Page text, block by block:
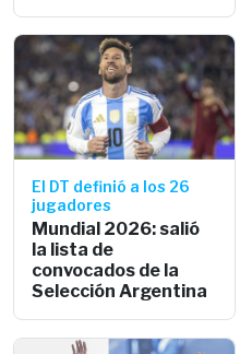
El DT definió a los 26
jugadores
Mundial 2026: salió
la lista de
convocados de la
Selección Argentina